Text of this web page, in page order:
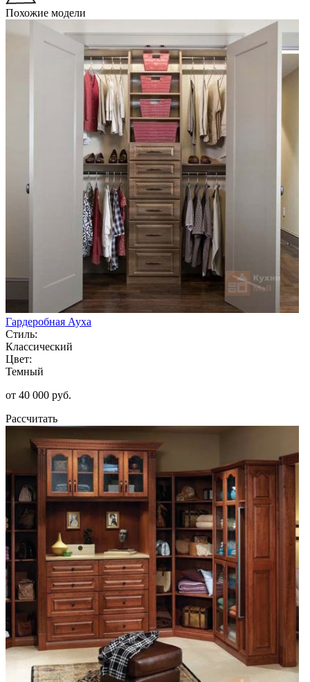
Похожие модели
Гардеробная Ауха
Стиль:
Классический
Цвет:
Темный
от 40 000 руб.
Рассчитать